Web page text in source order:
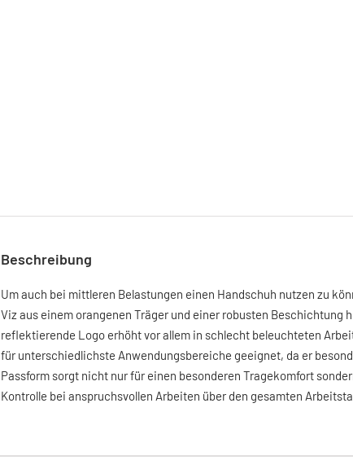
Beschreibung
Um auch bei mittleren Belastungen einen Handschuh nutzen zu
Viz aus einem orangenen Träger und einer robusten
reflektierende Logo erhöht vor allem in schlecht beleuchteten
für unterschiedlichste Anwendungsbereiche geeignet, da er
Passform sorgt nicht nur für einen besonderen Tragekomfort
Kontrolle bei anspruchsvollen Arbeiten über den gesamten